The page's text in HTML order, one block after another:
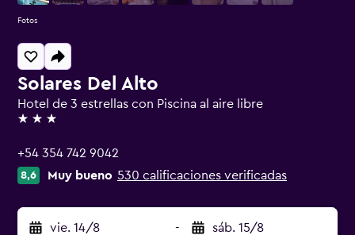
Solares Del Alto
Hotel de 3 estrellas con Piscina al aire libre
3 estrellas
+54 354 742 9042
8,6 Muy bueno 530 calificaciones verificadas
vie. 14/8 - sáb. 15/8
Fotos